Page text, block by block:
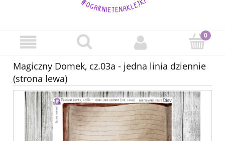
Magiczny Domek, cz.03a - jedna linia dziennie
(strona lewa)